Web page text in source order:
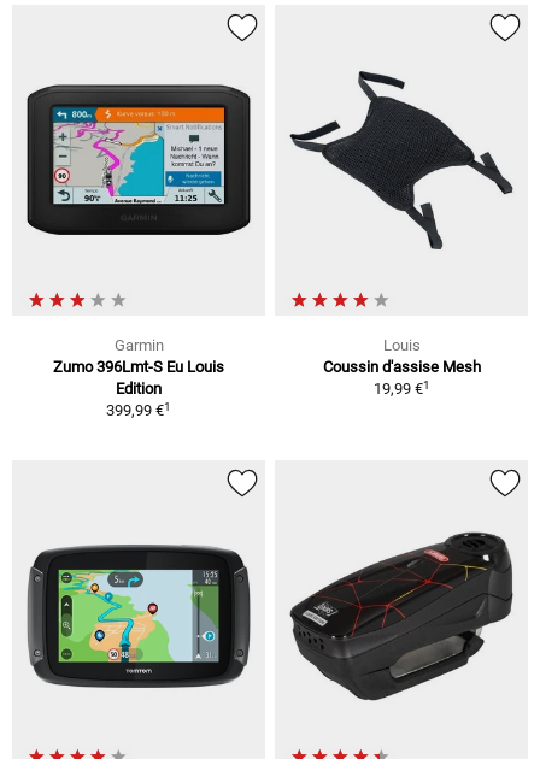
Garmin
Zumo 396Lmt-S Eu Louis
Edition
399,99 €1
Louis
Coussin d'assise Mesh
19,99 €1